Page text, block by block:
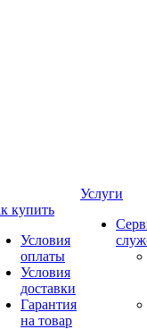
купить
Условия
оплаты
Условия
доставки
Гарантия
на товар
Услуги